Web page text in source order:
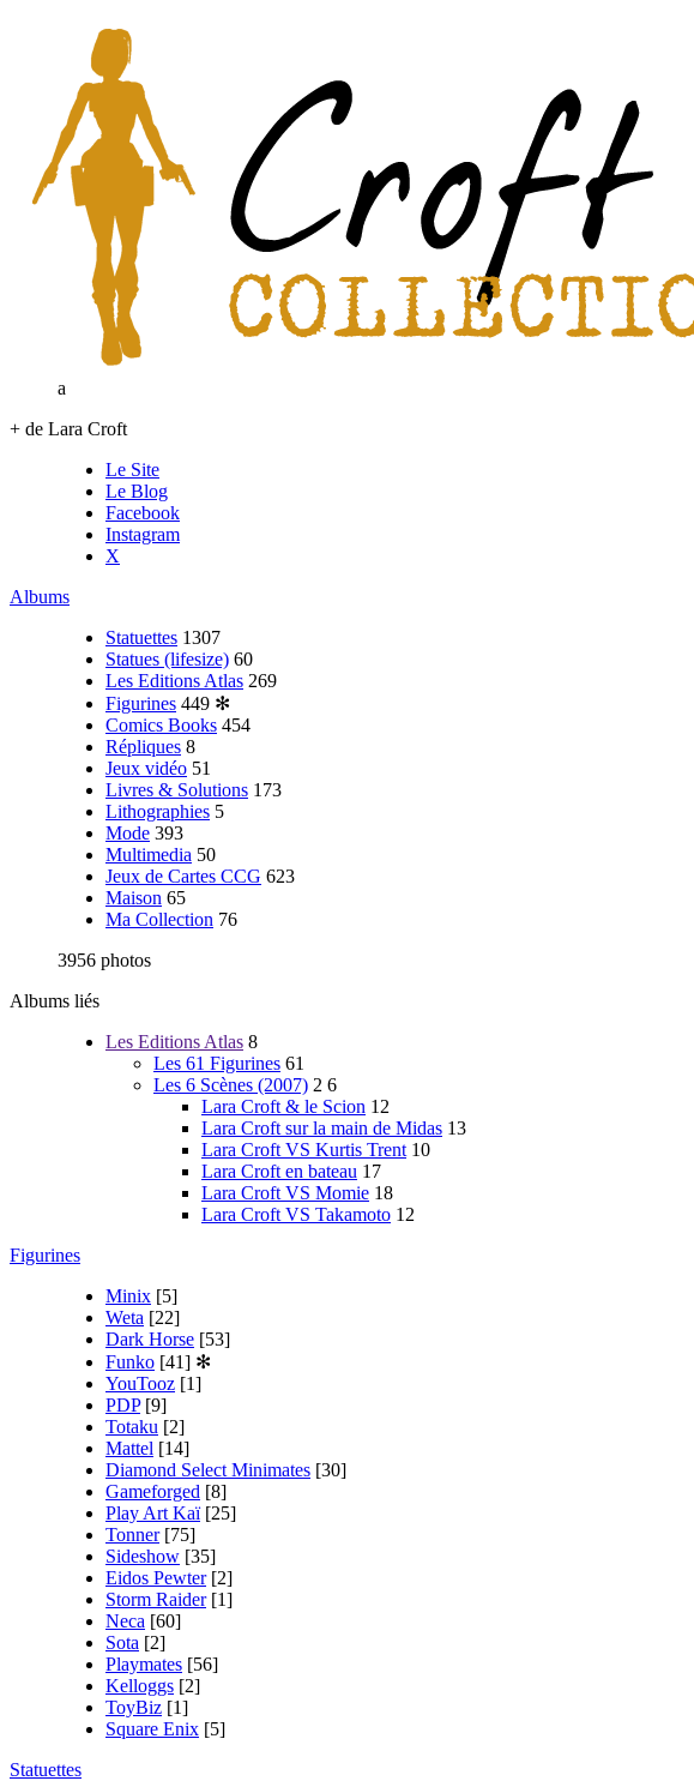
a
+ de Lara Croft
Le Site
Le Blog
Facebook
Instagram
X
Albums
Statuettes 1307
Statues (lifesize) 60
Les Editions Atlas 269
Figurines 449 ✻
Comics Books 454
Répliques 8
Jeux vidéo 51
Livres & Solutions 173
Lithographies 5
Mode 393
Multimedia 50
Jeux de Cartes CCG 623
Maison 65
Ma Collection 76
3956 photos
Albums liés
Les Editions Atlas 8
Les 61 Figurines 61
Les 6 Scènes (2007) 2 6
Lara Croft & le Scion 12
Lara Croft sur la main de Midas 13
Lara Croft VS Kurtis Trent 10
Lara Croft en bateau 17
Lara Croft VS Momie 18
Lara Croft VS Takamoto 12
Figurines
Minix [5]
Weta [22]
Dark Horse [53]
Funko [41] ✻
YouTooz [1]
PDP [9]
Totaku [2]
Mattel [14]
Diamond Select Minimates [30]
Gameforged [8]
Play Art Kaï [25]
Tonner [75]
Sideshow [35]
Eidos Pewter [2]
Storm Raider [1]
Neca [60]
Sota [2]
Playmates [56]
Kelloggs [2]
ToyBiz [1]
Square Enix [5]
Statuettes